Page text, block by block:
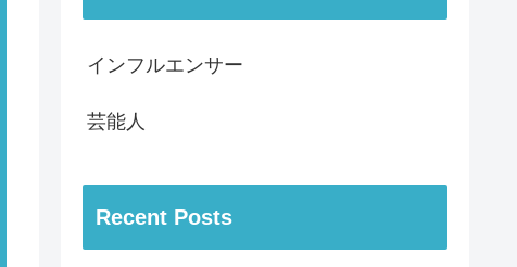
インフルエンサー
芸能人
Recent Posts